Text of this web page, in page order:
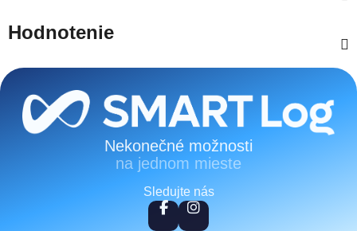
Hodnotenie
Zápätie
Nekonečné možnosti
na jednom mieste
Sledujte nás